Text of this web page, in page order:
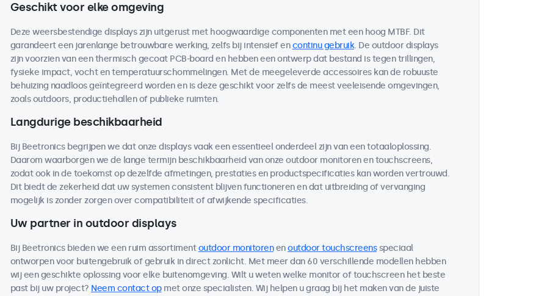
Geschikt voor elke omgeving
Deze weersbestendige displays zijn uitgerust met hoogwaardige componenten met een hoog MTBF. Dit
garandeert een jarenlange betrouwbare werking, zelfs bij intensief encontinu gebruik. De outdoor displays
zijn voorzien van een thermisch gecoat PCB-board en hebben een ontwerp dat bestand is tegen trillingen,
fysieke impact, vocht en temperatuurschommelingen. Met de meegeleverde accessoires kan de robuuste
behuizing naadloos geïntegreerd worden en is deze geschikt voor zelfs de meest veeleisende omgevingen,
zoals outdoors, productiehallen of publieke ruimten.
Langdurige beschikbaarheid
Bij Beetronics begrijpen we dat onze displays vaak een essentieel onderdeel zijn van een totaaloplossing.
Daarom waarborgen we de lange termijn beschikbaarheid van onze outdoor monitoren en touchscreens,
zodat ook in de toekomst op dezelfde afmetingen, prestaties en productspecificaties kan worden vertrouwd.
Dit biedt de zekerheid dat uw systemen consistent blijven functioneren en dat uitbreiding of vervanging
mogelijk is zonder zorgen over compatibiliteit of afwijkende specificaties.
Uw partner in outdoor displays
Bij Beetronics bieden we een ruim assortimentoutdoor monitorenenoutdoor touchscreensspeciaal
ontworpen voor buitengebruik of gebruik in direct zonlicht. Met meer dan 60 verschillende modellen hebben
wij een geschikte oplossing voor elke buitenomgeving. Wilt u weten welke monitor of touchscreen het beste
past bij uw project? Neem contact opmet onze specialisten. Wij helpen u graag bij het maken van de juiste